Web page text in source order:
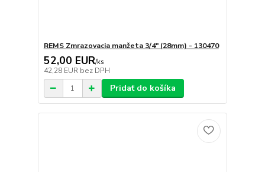
REMS Zmrazovacia manžeta 3/4" (28mm) - 130470
52,00 EUR/ks
42,28 EUR bez DPH
Pridať do košíka